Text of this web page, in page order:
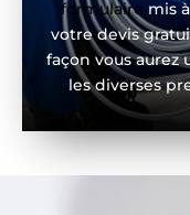
formulaire mis
votre devis
façon vous aurez
les diverses